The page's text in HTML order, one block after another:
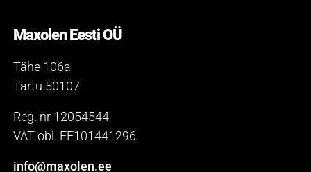
Maxolen Eesti OÜ
Tähe 106a
Tartu 50107
Reg. nr 12054544
VAT obl. EE101441296
info@maxolen.ee